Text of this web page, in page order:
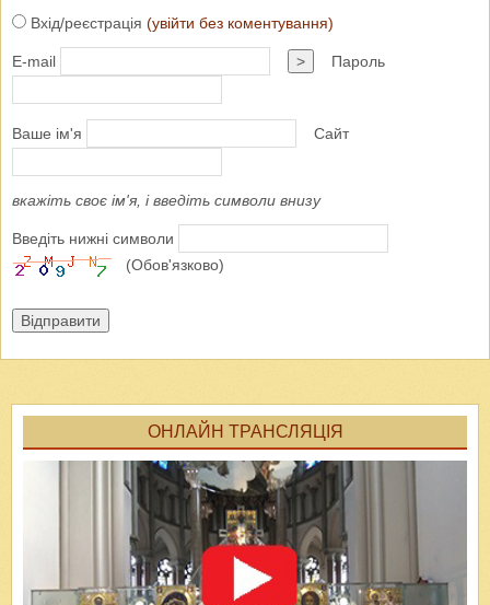
Вхід/реєстрація (увійти без коментування)
E-mail > Пароль
Ваше ім'я Сайт
вкажіть своє ім'я, і введіть символи внизу
Введіть нижні символи
(Обов'язково)
Відправити
ОНЛАЙН ТРАНСЛЯЦІЯ